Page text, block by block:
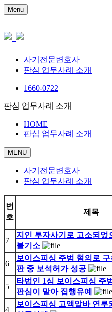
Menu
사기전문변호사
판심 업무사례 소개
1660-0722
판심 업무사례 소개
HOME
판심 업무사례 소개
MENU
사기전문변호사
판심 업무사례 소개
번
호
제목
7
지인 투자사기로 고소되었
불기소
6
보이스피싱 주범 혐의로
판 중 보석허가 성공
5
타법인 1심 보이스피싱 주
판심이 맡아 집행유예
4
보이스피싱 고액알바 연루